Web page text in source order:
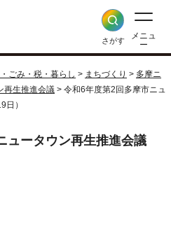
さがす
メニュ
ー
ごみ・税・暮らし > まちづくり > 多摩ニ
再生推進会議 > 令和6年度第2回多摩市ニュ
日）
ュータウン再生推進会議